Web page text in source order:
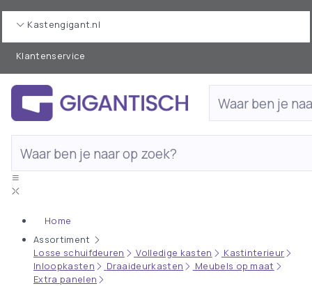
Kastengigant.nl
Klantenservice
Home
Assortiment
Losse schuifdeuren
Volledige kasten
Kastinterieur
Inloopkasten
Draaideurkasten
Meubels op maat
Extra panelen